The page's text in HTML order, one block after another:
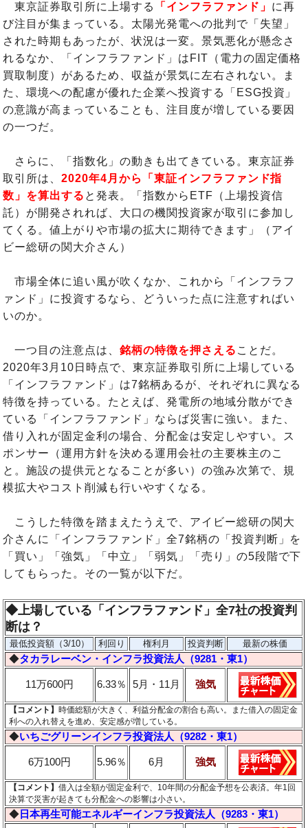
東京証券取引所に上場する 「インフラファンド」 に再
び注目が集まっている。太陽光発電への批判で「失望」
された時期もあったが、状況は一変。景気悪化が懸念さ
れるなか、「インフラファンド」はFIT（電力の固定価格
買取制度）があるため、収益が景気に左右されない。ま
た、環境への配慮が優れた企業へ投資する「ESG投資」
の意識が高まっていることも、注目度が増している要因
の一つだ。
さらに、「指数化」の動きも出てきている。東京証券
取引所は、2020年4月から「東証インフラファンド指
数」を算出する と発表。「指数からETF（上場投資信
託）が開発されれば、大口の機関投資家が取引に参加し
てくる。値上がりや市場の拡大に期待できます」（アイ
ビー総研の関大介さん）
市場全体に追い風が吹くなか、これから「インフラフ
ァンド」に投資するなら、どういった点に注意すればい
いのか。
一つ目の注意点は、銘柄の特徴を押さえる ことだ。
2020年3月10日時点で、東京証券取引所に上場している
「インフラファンド」は7銘柄あるが、それぞれに異なる
特徴を持っている。たとえば、発電所の地域分散ができ
ている「インフラファンド」ならば災害に強い。また、
借り入れが固定金利の場合、分配金は安定しやすい。ス
ポンサー（運用方針を決める運用会社の主要株主のこ
と。施設の提供元となることが多い）の強み次第で、規
模拡大やコスト削減も行いやすくなる。
こうした特徴を踏まえたうえで、アイビー総研の関大
介さんに「インフラファンド」全7銘柄の「投資判断」を
「買い」「強気」「中立」「弱気」「売り」の5段階で下
してもらった。その一覧が以下だ。
◆上場している「インフラファンド」全7社の投資判
断は？
最低投資額（3/10） 利回り 権利月 投資判断 最新の株価
◆タカラレーベン・インフラ投資法人（9281・東1）
11万600円 6.33％ 5月・11月 強気
【コメント】時価総額が大きく、利益分配金の割合も高い。また借入の固定金
利への入れ替えを進め、安定感が増している。
◆いちごグリーンインフラ投資法人（9282・東1）
6万100円 5.96％ 6月 強気
【コメント】借入は全額が固定金利で、10年間の分配金予想を公表済。年1回
決算で災害が起きても分配金への影響は小さい。
◆ 日本再生可能エネルギーインフラ投資法人（9283・東1）